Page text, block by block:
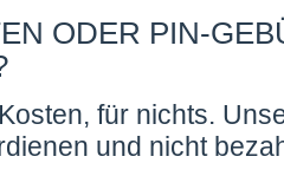
ODER PIN-
für nichts.
und nicht